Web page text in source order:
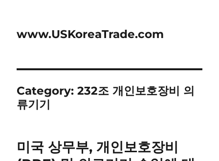
www.USKoreaTrade.com
Category:232조 개인보호장비 의
류기기
미국 상무부, 개인보호장비